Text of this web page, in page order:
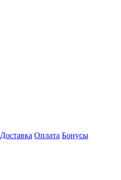
Доставка Оплата Бонусы